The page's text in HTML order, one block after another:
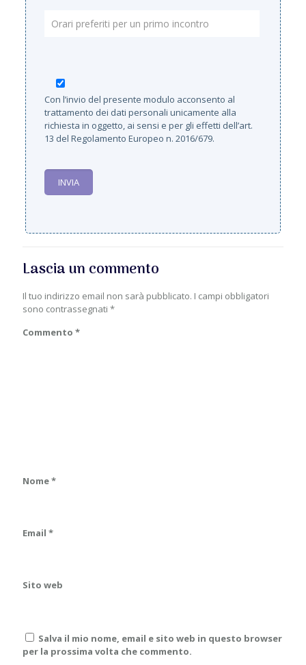
Con l’invio del presente modulo acconsento al
trattamento dei dati personali unicamente alla
richiesta in oggetto, ai sensi e per gli effetti dell’art.
13 del Regolamento Europeo n. 2016/679.
Lascia un commento
Il tuo indirizzo email non sarà pubblicato. I campi obbligatori
sono contrassegnati *
Commento *
Nome*
Email *
Sito web
Salva il mio nome, email e sito web in questo browser
per la prossima volta che commento.